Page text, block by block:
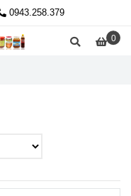
0943.258.379
0